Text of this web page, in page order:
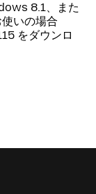
8.1、また
いの場合
をダウンロ